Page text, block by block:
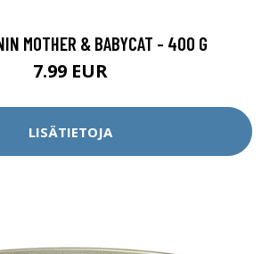
MOTHER & BABYCAT - 400 G
7.99 EUR
LISÄTIETOJA